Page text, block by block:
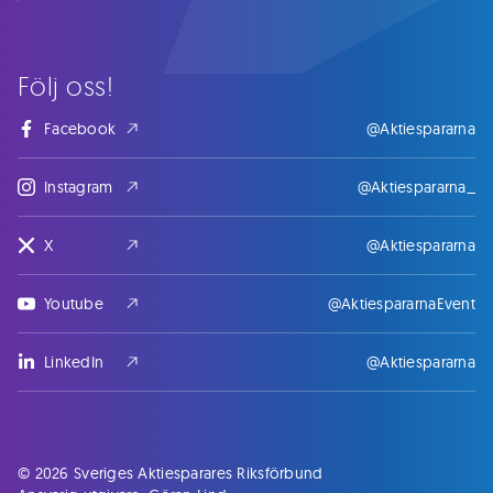
Följ oss!
Facebook @Aktiespararna
Instagram @Aktiespararna_
X @Aktiespararna
Youtube @AktiespararnaEvent
LinkedIn @Aktiespararna
© 2026 Sveriges Aktiesparares Riksförbund